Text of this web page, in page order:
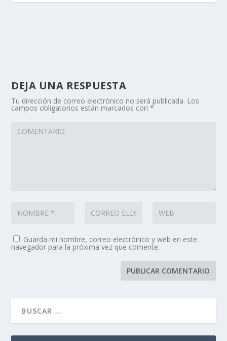
DEJA UNA RESPUESTA
Tu dirección de correo electrónico no será publicada. Los
campos obligatorios están marcados con*
Guarda mi nombre, correo electrónico y web en este
navegador para la próxima vez que comente.